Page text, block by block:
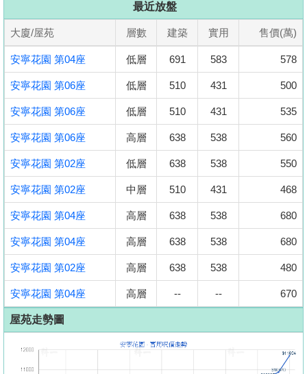
最近放盤
大廈/屋苑 層數 建築 實用 售價(萬)
安寧花園 第04座 低層 691 583 578
安寧花園 第06座 低層 510 431 500
安寧花園 第06座 低層 510 431 535
安寧花園 第06座 高層 638 538 560
安寧花園 第02座 低層 638 538 550
安寧花園 第02座 中層 510 431 468
安寧花園 第04座 高層 638 538 680
安寧花園 第04座 高層 638 538 680
安寧花園 第02座 高層 638 538 480
安寧花園 第04座 高層 -- -- 670
屋苑走勢圖